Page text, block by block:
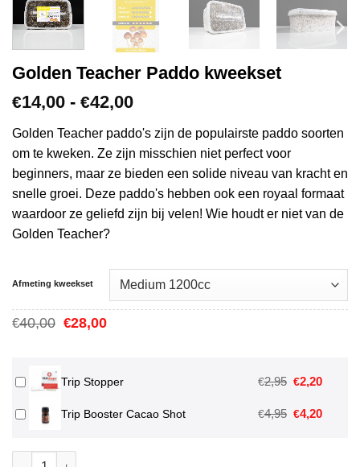
Golden Teacher Paddo kweekset
€14,00 - €42,00Prijsklasse:
tot
€42,00
Golden Teacher paddo's zijn de populairste paddo soorten
om te kweken. Ze zijn misschien niet perfect voor
beginners, maar ze bieden een solide niveau van kracht en
snelle groei. Deze paddo's hebben ook een royaal formaat
waardoor ze geliefd zijn bij velen! Wie houdt er niet van de
Golden Teacher?
Afmeting kweekset
€40,00 Oorspronkelijke
prijs
€28,00Huidige
Trip Stopper €2,95
was:
€2,20Huidige
is:
Trip Booster Cacao Shot €4,95 €4,20Huidige
Golden Teacher Magic Mushroom Grow Kit aantal